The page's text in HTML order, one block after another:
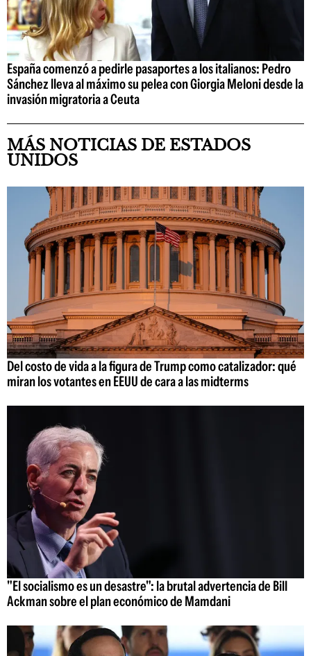
España comenzó a pedirle pasaportes a los italianos: Pedro
Sánchez lleva al máximo su pelea con Giorgia Meloni desde la
invasión migratoria a Ceuta
MÁS NOTICIAS DE ESTADOS
UNIDOS
Del costo de vida a la figura de Trump como catalizador: qué
miran los votantes en EEUU de cara a las midterms
"El socialismo es un desastre": la brutal advertencia de Bill
Ackman sobre el plan económico de Mamdani